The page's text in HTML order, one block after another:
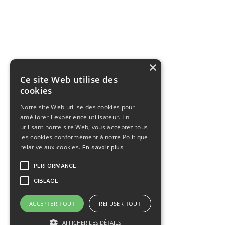
×
Ce site Web utilise des
cookies
Notre site Web utilise des cookies pour
améliorer l'expérience utilisateur. En
utilisant notre site Web, vous acceptez tous
les cookies conformément à notre Politique
relative aux cookies. En savoir plus
PERFORMANCE
CIBLAGE
ACCEPTER TOUT REFUSER TOUT
AFFICHER LES DÉTAILS